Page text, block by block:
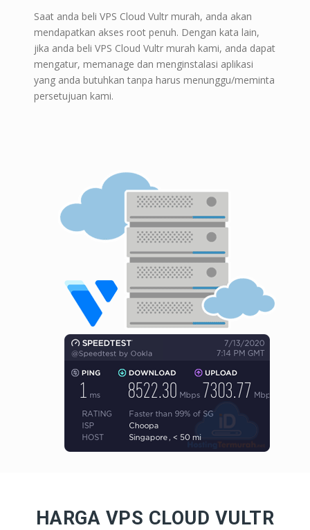
Saat anda beli VPS Cloud Vultr murah, anda akan
mendapatkan akses root penuh. Dengan kata lain,
jika anda beli VPS Cloud Vultr murah kami, anda dapat
mengatur, memanage dan menginstalasi aplikasi
yang anda butuhkan tanpa harus menunggu/meminta
persetujuan kami.
HARGA VPS CLOUD VULTR